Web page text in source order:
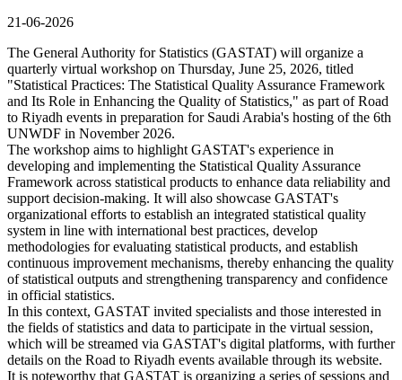
21-06-2026
The General Authority for Statistics (GASTAT) will organize a
quarterly virtual workshop on Thursday, June 25, 2026, titled
"Statistical Practices: The Statistical Quality Assurance Framework
and Its Role in Enhancing the Quality of Statistics," as part of Road
to Riyadh events in preparation for Saudi Arabia's hosting of the 6th
UNWDF in November 2026.
The workshop aims to highlight GASTAT's experience in
developing and implementing the Statistical Quality Assurance
Framework across statistical products to enhance data reliability and
support decision-making. It will also showcase GASTAT's
organizational efforts to establish an integrated statistical quality
system in line with international best practices, develop
methodologies for evaluating statistical products, and establish
continuous improvement mechanisms, thereby enhancing the quality
of statistical outputs and strengthening transparency and confidence
in official statistics.
In this context, GASTAT invited specialists and those interested in
the fields of statistics and data to participate in the virtual session,
which will be streamed via GASTAT's digital platforms, with further
details on the Road to Riyadh events available through its website.
It is noteworthy that GASTAT is organizing a series of sessions and